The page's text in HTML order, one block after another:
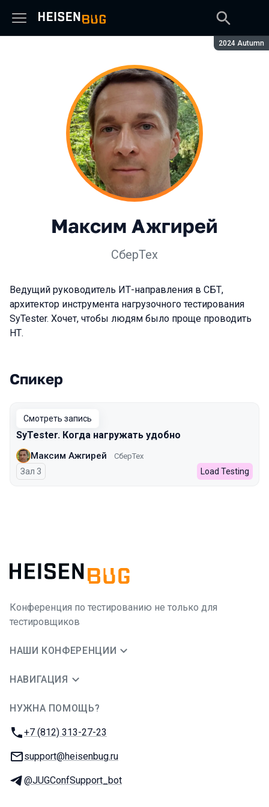
Сезон:
2024 Autumn
Максим Ажгирей
СберТех
Ведущий руководитель ИТ-направления в СБТ,
архитектор инструмента нагрузочного тестирования
SyTester. Хочет, чтобы людям было проще проводить
НТ.
Выступления в сезоне 2024 Autumn
Спикер
Смотреть запись
SyTester. Когда нагружать удобно
Максим Ажгирей СберТех
Зал 3 Load Testing
Конференция по тестированию не только для
тестировщиков
НАШИ КОНФЕРЕНЦИИ
НАВИГАЦИЯ
НУЖНА ПОМОЩЬ?
Телефон:
+7 (812) 313-27-23
E-mail:
support@heisenbug.ru
Телеграм:
@JUGConfSupport_bot